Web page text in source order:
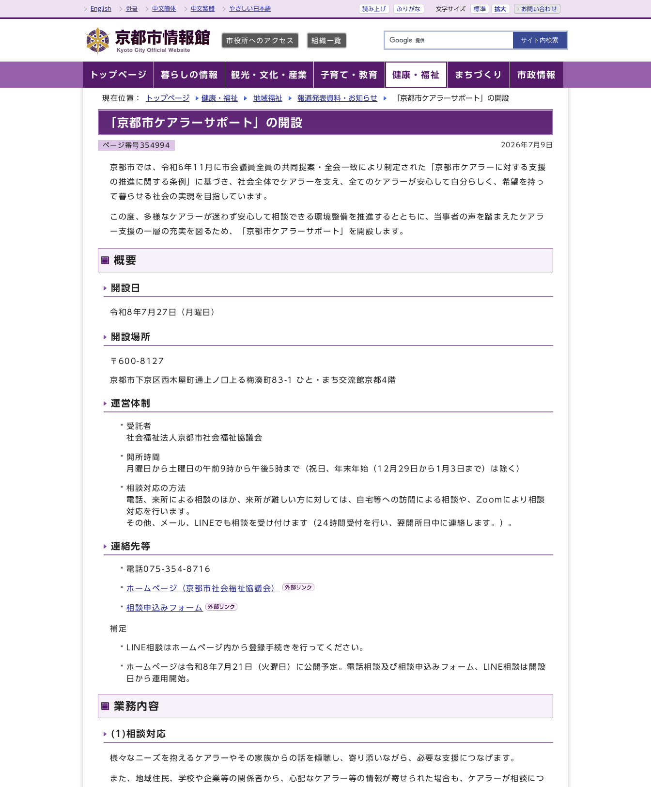
English 한글 中文簡体 中文繁體 やさしい日本語 読み上げ ふりがな 文字サイズ 標準 拡大 お問い合わせ
市役所へのアクセス 組織一覧
トップページ 暮らしの情報 観光・文化・産業 子育て・教育 健康・福祉 まちづくり 市政情報
現在位置： トップページ 健康・福祉 地域福祉 報道発表資料・お知らせ 「京都市ケアラーサポート」の開設
「京都市ケアラーサポート」の開設
ページ番号354994 2026年7月9日
京都市では、令和6年11月に市会議員全員の共同提案・全会一致により制定された「京都市ケアラーに対する支援
の推進に関する条例」に基づき、社会全体でケアラーを支え、全てのケアラーが安心して自分らしく、希望を持っ
て暮らせる社会の実現を目指しています。
この度、多様なケアラーが迷わず安心して相談できる環境整備を推進するとともに、当事者の声を踏まえたケアラ
ー支援の一層の充実を図るため、「京都市ケアラーサポート」を開設します。
概要
開設日
令和8年7月27日（月曜日）
開設場所
〒600-8127
京都市下京区西木屋町通上ノ口上る梅湊町83-1 ひと・まち交流館京都4階
運営体制
受託者
社会福祉法人京都市社会福祉協議会
開所時間
月曜日から土曜日の午前9時から午後5時まで（祝日、年末年始（12月29日から1月3日まで）は除く）
相談対応の方法
電話、来所による相談のほか、来所が難しい方に対しては、自宅等への訪問による相談や、Zoomにより相談
対応を行います。
その他、メール、LINEでも相談を受け付けます（24時間受付を行い、翌開所日中に連絡します。）。
連絡先等
電話075-354-8716
ホームページ（京都市社会福祉協議会）
相談申込みフォーム
補足
LINE相談はホームページ内から登録手続きを行ってください。
ホームページは令和8年7月21日（火曜日）に公開予定。電話相談及び相談申込みフォーム、LINE相談は開設
日から運用開始。
業務内容
(1)相談対応
様々なニーズを抱えるケアラーやその家族からの話を傾聴し、寄り添いながら、必要な支援につなげます。
また、地域住民、学校や企業等の関係者から、心配なケアラー等の情報が寄せられた場合も、ケアラーが相談につ